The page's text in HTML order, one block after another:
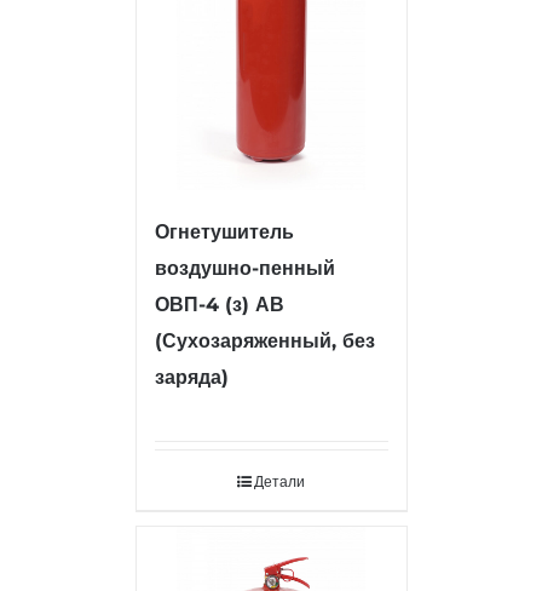
Огнетушитель
воздушно-пенный
ОВП-4 (з) АВ
(Сухозаряженный, без
заряда)
Детали